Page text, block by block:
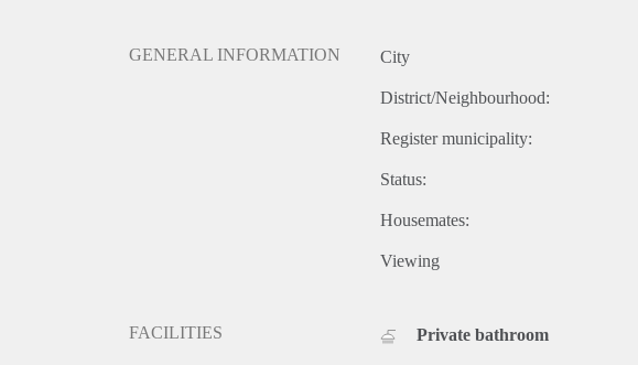
GENERAL INFORMATION City
District/Neighbourhood:
Register municipality:
Status:
Housemates:
Viewing
FACILITIES Private bathroom